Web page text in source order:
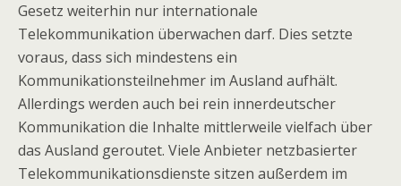
Gesetz weiterhin nur internationale
Telekommunikation überwachen darf. Dies setzte
voraus, dass sich mindestens ein
Kommunikationsteilnehmer im Ausland aufhält.
Allerdings werden auch bei rein innerdeutscher
Kommunikation die Inhalte mittlerweile vielfach über
das Ausland geroutet. Viele Anbieter netzbasierter
Telekommunikationsdienste sitzen außerdem im